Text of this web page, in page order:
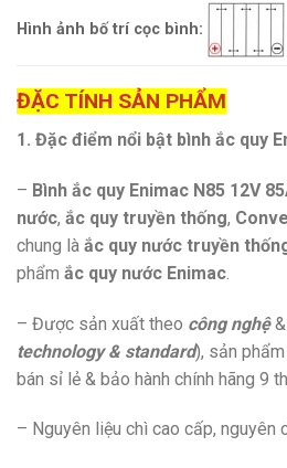
Hình ảnh bố trí cọc bình:
ĐẶC TÍNH SẢN PHẨM
1. Đặc điểm nổi bật bình ắc quy
– Bình ắc quy Enimac N85 12V
nước, ắc quy truyền thống,
chung là ắc quy nước truyền
phẩm ắc quy nước Enimac.
– Được sản xuất theo công nghệ&
technology & standard), sản
bán sỉ lẻ & bảo hành chính hãng 9
– Nguyên liệu chì cao cấp, nguyên